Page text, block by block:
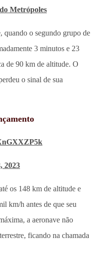
do Metrópoles
quando o segundo grupo de
3 minutos e 23
de 90 km de altitude. O
o sinal de sua
2023
os 148 km de altitude e
km/h antes de que seu
a aeronave não
ficando na chamada